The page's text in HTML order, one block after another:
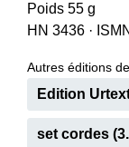
Poids 55 g
HN 3436 ·
Autres éditions
Edition
set cordes